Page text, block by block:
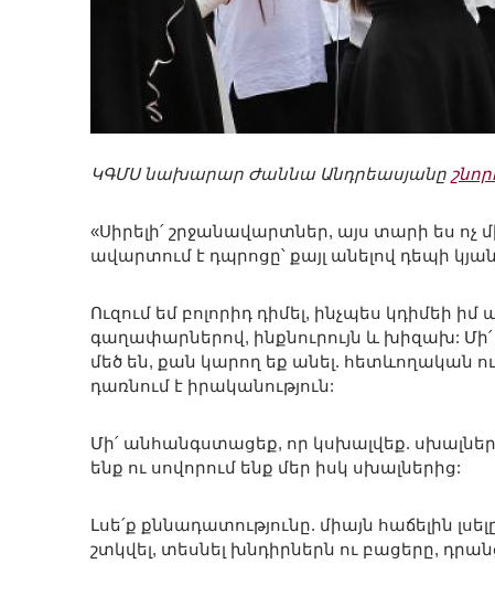
ԿԳՄՍ նախարար Ժաննա Անդրեասյանը
«Սիրելի՛ շրջանավարտներ, այս տարի ես ոչ
ավարտում է դպրոցը՝ քայլ անելով դեպի
Ուզում եմ բոլորիդ դիմել, ինչպես կդիմեի
գաղափարներով, ինքնուրույն և խիզախ:
մեծ են, քան կարող եք անել. հետևողական
դառնում է իրականություն:
Մի՛ անհանգստացեք, որ կսխալվեք.
ենք ու սովորում ենք մեր իսկ սխալներից:
Լսե՛ք քննադատությունը. միայն հաճելին
շտկվել, տեսնել խնդիրներն ու բացերը,